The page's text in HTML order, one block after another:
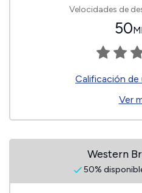
Velocidades de
50
Calificación de
Ver
Western
50%